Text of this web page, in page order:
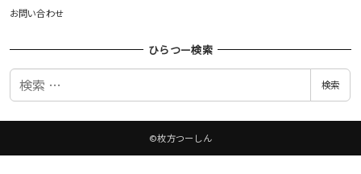
お問い合わせ
ひらつー検索
検
検索
©枚方つーしん